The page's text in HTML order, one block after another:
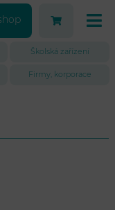
Školská zařízení
Firmy, korporace